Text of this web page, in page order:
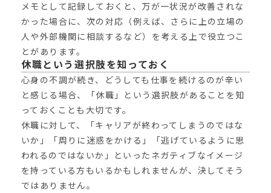
メモとして記録しておくと、万が一状況が改善されな
かった場合に、次の対応（例えば、さらに上の立場の
人や外部機関に相談するなど）を考える上で役立つこ
とがあります。
休職という選択肢を知っておく
心身の不調が続き、どうしても仕事を続けるのが辛い
と感じる場合、「休職」という選択肢があることを知
っておくことも大切です。
休職に対して、「キャリアが終わってしまうのではな
いか」「周りに迷惑をかける」「逃げているように思
われるのではないか」といったネガティブなイメージ
を持っている方もいるかもしれませんが、決してそう
ではありません。